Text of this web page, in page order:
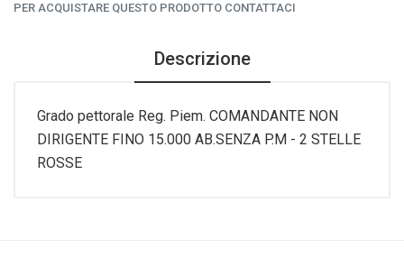
PER ACQUISTARE QUESTO PRODOTTO CONTATTACI
Descrizione
Grado pettorale Reg. Piem. COMANDANTE NON
DIRIGENTE FINO 15.000 AB.SENZA P.M - 2 STELLE
ROSSE